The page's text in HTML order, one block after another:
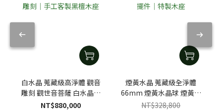
白水晶 蒐藏級高淨體 觀音
雕刻 觀世音菩薩 白水晶觀
音雕刻｜手工客製黑檀木座
NT$880,000
煙黃水晶 蒐藏級全淨體
66mm 煙黃水晶球 煙黃水
晶擺件｜特製木座
NT$328,800